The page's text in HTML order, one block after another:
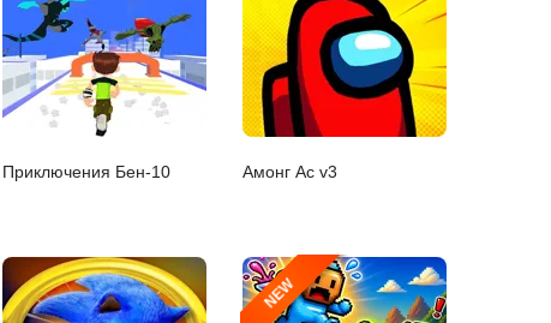
Приключения Бен-10 Амонг Ас v3
NEW